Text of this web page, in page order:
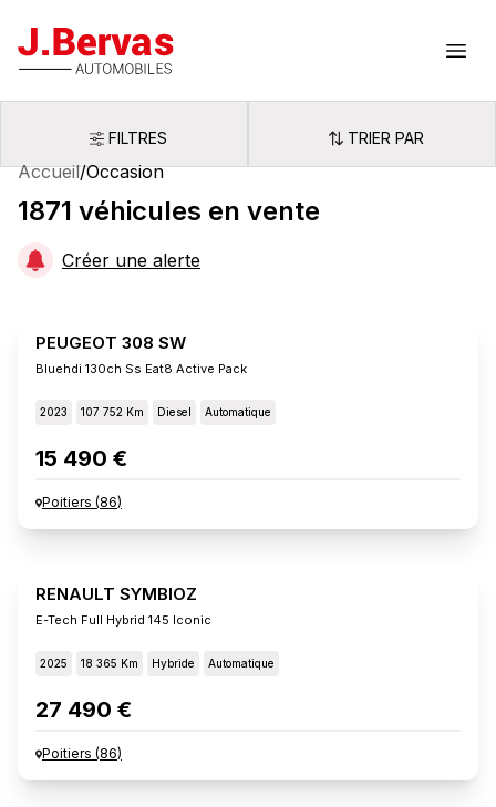
J.Bervas
Filtres
FILTRES Trier par
TRIER PAR
Accueil/Occasion
1871 véhicules en vente
Créer une alerte
PEUGEOT 308 SW
Bluehdi 130ch Ss Eat8 Active Pack
2023 107 752 Km Diesel Automatique
15 490 €
Poitiers (86)
RENAULT SYMBIOZ
E-Tech Full Hybrid 145 Iconic
2025 18 365 Km Hybride Automatique
27 490 €
Poitiers (86)